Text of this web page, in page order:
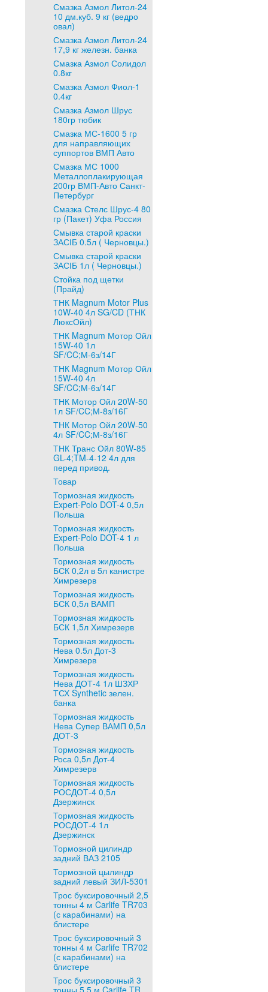
Смазка Азмол Литол-24
10 дм.куб. 9 кг (ведро
овал)
Смазка Азмол Литол-24
17,9 кг железн. банка
Смазка Азмол Солидол
0.8кг
Смазка Азмол Фиол-1
0.4кг
Смазка Азмол Шрус
180гр тюбик
Смазка МС-1600 5 гр
для направляющих
суппортов ВМП Авто
Смазка МС 1000
Металлоплакирующая
200гр ВМП-Авто Санкт-
Петербург
Смазка Стелс Шрус-4 80
гр (Пакет) Уфа Россия
Смывка старой краски
ЗАСІБ 0.5л ( Черновцы.)
Смывка старой краски
ЗАСІБ 1л ( Черновцы.)
Стойка под щетки
(Прайд)
ТНК Magnum Motor Plus
10W-40 4л SG/CD (ТНК
ЛюксОйл)
ТНК Magnum Мотор Ойл
15W-40 1л
SF/CC;М-6з/14Г
ТНК Magnum Мотор Ойл
15W-40 4л
SF/CC;М-6з/14Г
ТНК Мотор Ойл 20W-50
1л SF/CC;М-8з/16Г
ТНК Мотор Ойл 20W-50
4л SF/CC;М-8з/16Г
ТНК Транс Ойл 80W-85
GL-4;TM-4-12 4л для
перед привод.
Товар
Тормозная жидкость
Expert-Polo DOT-4 0,5л
Польша
Тормозная жидкость
Expert-Polo DOT-4 1 л
Польша
Тормозная жидкость
БСК 0,2л в 5л канистре
Химрезерв
Тормозная жидкость
БСК 0,5л ВАМП
Тормозная жидкость
БСК 1,5л Химрезерв
Тормозная жидкость
Нева 0.5л Дот-3
Химрезерв
Тормозная жидкость
Нева ДОТ-4 1л ШЗХР
ТСХ Synthetic зелен.
банка
Тормозная жидкость
Нева Супер ВАМП 0,5л
ДОТ-3
Тормозная жидкость
Роса 0,5л Дот-4
Химрезерв
Тормозная жидкость
РОСДОТ-4 0,5л
Дзержинск
Тормозная жидкость
РОСДОТ-4 1л
Дзержинск
Тормозной цилиндр
задний ВАЗ 2105
Тормозной цылиндр
задний левый ЗИЛ-5301
Трос буксировочный 2,5
тонны 4 м Carlife TR703
(с карабинами) на
блистере
Трос буксировочный 3
тонны 4 м Carlife TR702
(с карабинами) на
блистере
Трос буксировочный 3
тонны 5,5 м Carlife TR